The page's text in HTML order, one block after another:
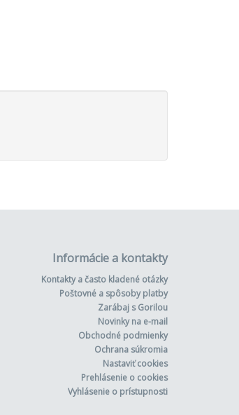
Informácie a kontakty
Kontakty a často kladené otázky
Poštovné a spôsoby platby
Zarábaj s Gorilou
Novinky na e-mail
Obchodné podmienky
Ochrana súkromia
Nastaviť cookies
Prehlásenie o cookies
Vyhlásenie o prístupnosti